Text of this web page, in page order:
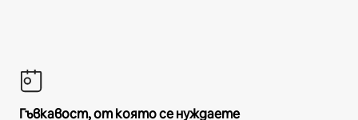
Гъвкавост, от която се нуждаете